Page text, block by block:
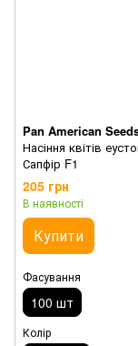
Pan American
Насіння квітів
Сапфір F1
205 грн
В наявності
Купити
Фасування
100 шт
Колір